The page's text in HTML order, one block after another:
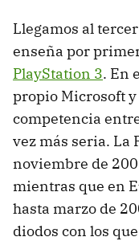
Llegamos al
enseña por
PlayStation 3. En
propio Microsoft
competencia
vez más seria. La
noviembre de
mientras que en
hasta marzo de
diodos con los